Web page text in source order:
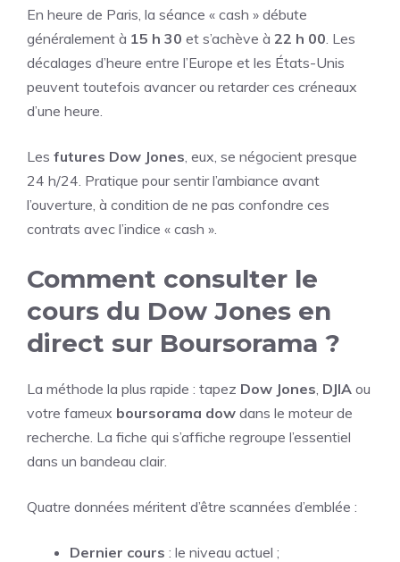
En heure de Paris, la séance « cash » débute
généralement à 15 h 30 et s’achève à 22 h 00. Les
décalages d’heure entre l’Europe et les États-Unis
peuvent toutefois avancer ou retarder ces créneaux
d’une heure.
Les futures Dow Jones, eux, se négocient presque
24 h/24. Pratique pour sentir l’ambiance avant
l’ouverture, à condition de ne pas confondre ces
contrats avec l’indice « cash ».
Comment consulter le
cours du Dow Jones en
direct sur Boursorama ?
La méthode la plus rapide : tapez Dow Jones, DJIA ou
votre fameux boursorama dow dans le moteur de
recherche. La fiche qui s’affiche regroupe l’essentiel
dans un bandeau clair.
Quatre données méritent d’être scannées d’emblée :
Dernier cours : le niveau actuel ;